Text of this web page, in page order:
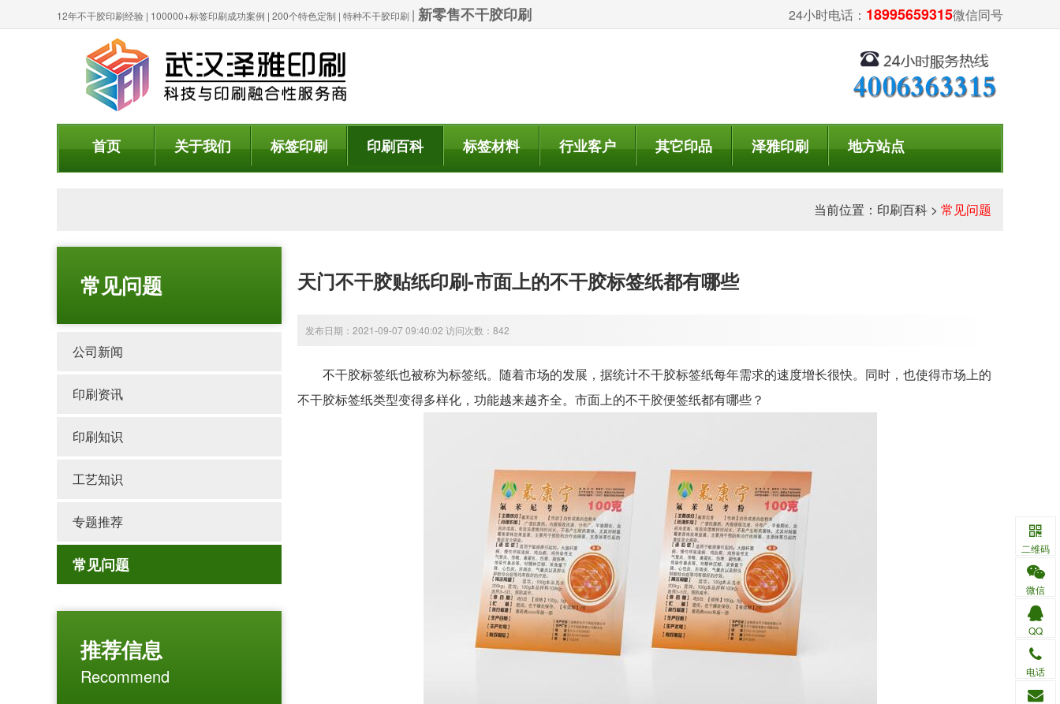
12年不干胶印刷经验 | 100000+标签印刷成功案例 | 200个特色定制 | 特种不干胶印刷 | 新零售不干胶印刷 24小时电话： 18995659315微信同号
首页 关于我们 标签印刷 印刷百科 标签材料 行业客户 其它印品 泽雅印刷 地方站点
当前位置： 印刷百科 > 常见问题
常见问题
公司新闻
印刷资讯
印刷知识
工艺知识
专题推荐
常见问题
推荐信息
Recommend
天门不干胶贴纸印刷-市面上的不干胶标签纸都有哪些
发布日期：2021-09-07 09:40:02 访问次数：842
不干胶标签纸也被称为标签纸。随着市场的发展，据统计不干胶标签纸每年需求的速度增长很快。同时，也使得市场上的
不干胶标签纸类型变得多样化，功能越来越齐全。市面上的不干胶便签纸都有哪些？
二维码
微信
QQ
电话